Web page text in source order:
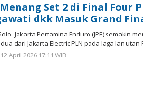
Set 2 di Final Four
dkk Masuk Grand
Jakarta Pertamina Enduro (JPE) semakin
dari Jakarta Electric PLN pada laga lanjutan
12 April 2026 17:11 WIB